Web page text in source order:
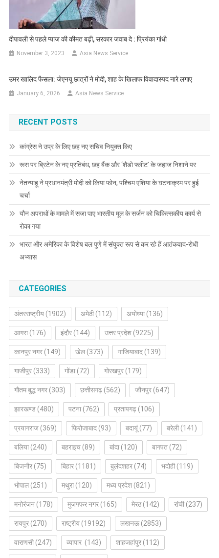
दीपावली से पहले प्याज की कीमत बढ़ी, सरकार जवाब दे : प्रियंका गांधी
November 3, 2023 Asia News Service
उमर खालिद फैसला: जेएनयू छात्रों ने मोदी, शाह के खिलाफ विवादास्पद नारे लगाए
January 6, 2026 Asia News Service
RECENT POSTS
कांग्रेस ने उप्र के लिए छह नए सचिव नियुक्त किए
रूस पर ब्रिटेन के नए प्रतिबंध, छह बैंक और ‘शैडो फ्लीट’ के जहाज निशाने पर
नेतन्याहू ने प्रधानमंत्री मोदी को किया फोन, पश्चिम एशिया के घटनाक्रम पर हुई
चर्चा
यौन अपराधों के मामले में सजा पाए भारतीय मूल के सर्जन को चिकित्सकीय कार्य से
रोका गया
भारत और अमेरिका के विशेष बल पुणे में संयुक्त रूप से कर रहे हैं आतंकवाद-रोधी
अभ्यास
CATEGORIES
अंतरराष्ट्रीय(1902) अमेठी(112) अयोध्या(136)
आगरा(176) इंदौर(144) उत्तर प्रदेश(9225)
कानपुर नगर(149) खेल(373) गाजियाबाद(139)
गाजीपुर(333) गोंडा(72) गोरखपुर(179)
गौतम बुद्ध नगर(303) छत्तीसगढ़(562) जौनपुर(647)
झारखण्ड(480) पटना(762) प्रतापगढ़(106)
प्रयागराज(369) फिरोजाबाद(93) बदायूं(77) बरेली(141)
बलिया(240) बहराइच(89) बांदा(120) बागपत(72)
बिजनौर(75) बिहार(1181) बुलंदशहर(74) भदोही(119)
भोपाल(251) मथुरा(120) मध्य प्रदेश(821)
मनोरंजन(178) मुजफ्फर नगर(165) मेरठ(142) रांची(237)
रायपुर(270) राष्ट्रीय(19192) लखनऊ(2853)
वाराणसी(247) व्यापार (143) शाहजहांपुर(112)